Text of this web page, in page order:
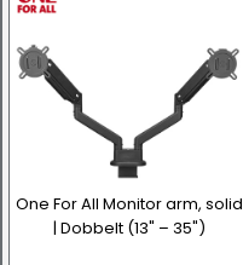
One For All Monitor arm, solid
| Dobbelt (13" – 35")